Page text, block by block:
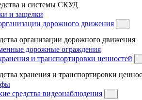
и системы СКУД
и защелки
дорожного движения
организации дорожного движения
дорожные ограждения
и транспортировки ценностей
хранения и транспортировки
средства видеонаблюдения